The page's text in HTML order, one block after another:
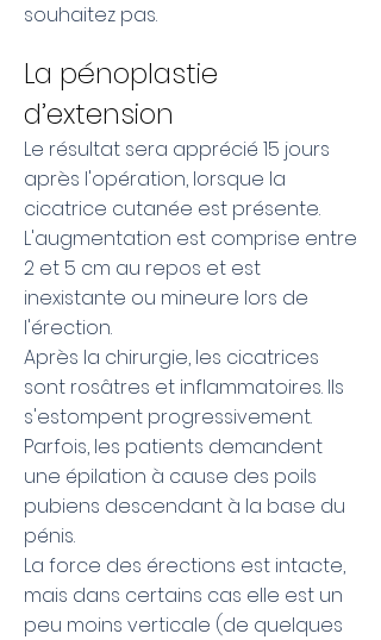
souhaitez pas.
La pénoplastie
d’extension
Le résultat sera apprécié 15 jours
après l'opération, lorsque la
cicatrice cutanée est présente.
L'augmentation est comprise entre
2 et 5 cm au repos et est
inexistante ou mineure lors de
l'érection.
Après la chirurgie, les cicatrices
sont rosâtres et inflammatoires. Ils
s'estompent progressivement.
Parfois, les patients demandent
une épilation à cause des poils
pubiens descendant à la base du
pénis.
La force des érections est intacte,
mais dans certains cas elle est un
peu moins verticale (de quelques